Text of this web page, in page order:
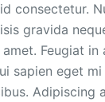
consectetur.
gravida
Feugiat in
sapien eget
Adipiscing